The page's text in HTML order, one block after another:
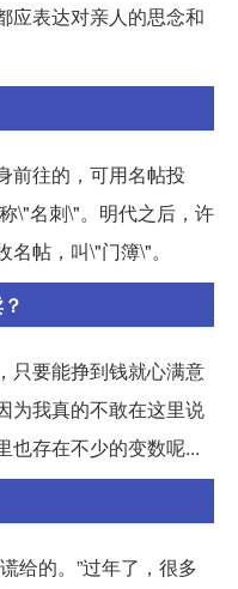
应表达对亲人的思念和
前往的，可用名帖投
\"名刺\"。明代之后，许
帖，叫\"门簿\"。
只要能挣到钱就心满意
为我真的不敢在这里说
也存在不少的变数呢...
给的。”过年了，很多